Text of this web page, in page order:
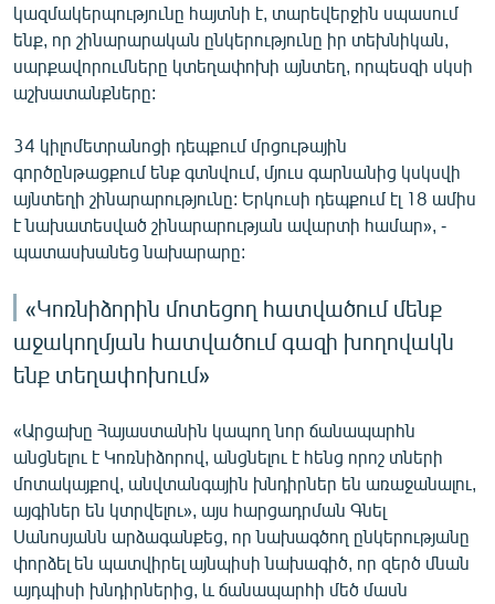
կազմակերպությունը հայտնի է, տարեվերջին սպասում
ենք, որ շինարարական ընկերությունը իր տեխնիկան,
սարքավորումները կտեղափոխի այնտեղ, որպեսզի սկսի
աշխատանքները:
34 կիլոմետրանոցի դեպքում մրցութային
գործընթացքում ենք գտնվում, մյուս գարնանից կսկսվի
այնտեղի շինարարությունը: Երկուսի դեպքում էլ 18 ամիս
է նախատեսված շինարարության ավարտի համար», -
պատասխանեց նախարարը:
«Կոռնիձորին մոտեցող հատվածում մենք
աջակողմյան հատվածում գազի խողովակն
ենք տեղափոխում»
«Արցախը Հայաստանին կապող նոր ճանապարհն
անցնելու է Կոռնիձորով, անցնելու է հենց որոշ տների
մոտակայքով, անվտանգային խնդիրներ են առաջանալու,
այգիներ են կտրվելու», այս հարցադրման Գնել
Սանոսյանն արձագանքեց, որ նախագծող ընկերությանը
փորձել են պատվիրել այնպիսի նախագիծ, որ զերծ մնան
այդպիսի խնդիրներից, և ճանապարհի մեծ մասն